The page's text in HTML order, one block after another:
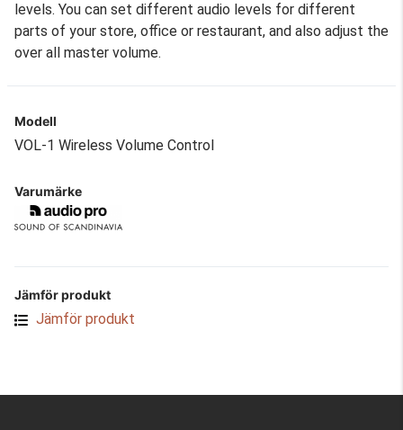
levels. You can set different audio levels for different
parts of your store, office or restaurant, and also adjust the
over all master volume.
Modell
VOL-1 Wireless Volume Control
Varumärke
Jämför produkt
Jämför produkt